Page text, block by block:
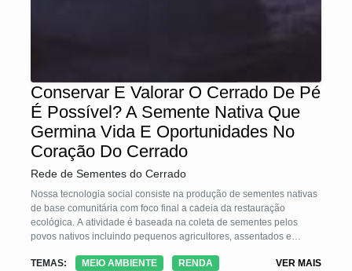
Conservar E Valorar O Cerrado De Pé
É Possível? A Semente Nativa Que
Germina Vida E Oportunidades No
Coração Do Cerrado
Rede de Sementes do Cerrado
Nossa tecnologia social consiste na produção de sementes nativas
de base comunitária com foco final a cadeia da restauração
ecológica. A atividade é baseada na coleta de sementes pelos
povos nativos incluindo pequenos agricultores, assentados e
trazendo múltiplos benefícios para as comunidades por meio da
TEMAS: MEIO AMBIENTE RENDA VER MAIS